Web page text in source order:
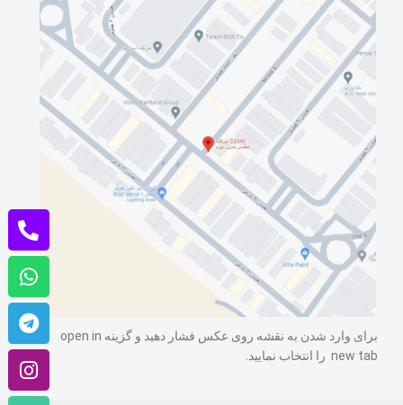
برای وارد شدن به نقشه روی عکس فشار دهید و گزینه open in
new tab را انتخاب نمایید.